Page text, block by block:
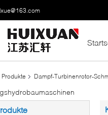
Produkte Dampf-Turbinenrotor-